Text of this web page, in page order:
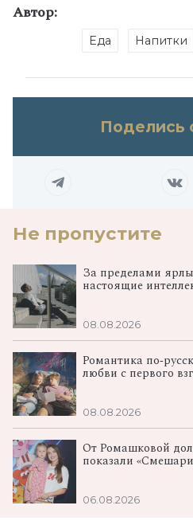
Автор:
Еда Напитки
Поделись
Не пропустите
За пределами
настоящие
08.08.2026
Романтика
любви с первого
08.08.2026
От Ромашковой
показали
06.08.2026